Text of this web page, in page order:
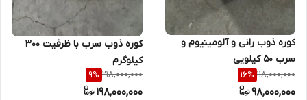
کوره ذوب رانی و آلومینیوم و
سرب ۵۰ کیلویی
118,000,000
16%
98,000,000
کوره ذوب سرب با ظرفیت ۳۰۰
کیلوگرم
218,000,000
9%
198,000,000